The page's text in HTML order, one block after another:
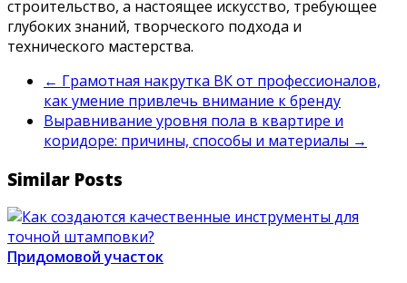
строительство, а настоящее искусство, требующее
глубоких знаний, творческого подхода и
технического мастерства.
← Грамотная накрутка ВК от профессионалов,
как умение привлечь внимание к бренду
Выравнивание уровня пола в квартире и
коридоре: причины, способы и материалы →
Similar Posts
Придомовой участок